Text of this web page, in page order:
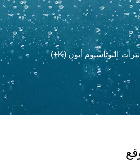
muti-parameters أيون انتقائي انتقائي النيتروجين النيتروجين (NH4+) نترات البوتاسيوم أيون (K+)